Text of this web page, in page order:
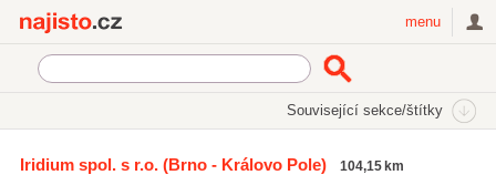
menu
Související sekce/štítky
Iridium spol. s r.o.(Brno - Královo Pole) 104,15 km